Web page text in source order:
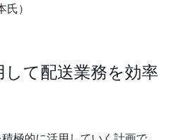
）
て配送業務を効率